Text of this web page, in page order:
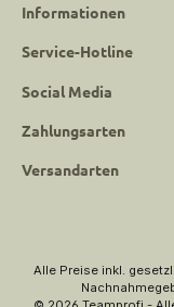
Informationen
Service-Hotline
Social Media
Zahlungsarten
Versandarten
Alle Preise inkl.